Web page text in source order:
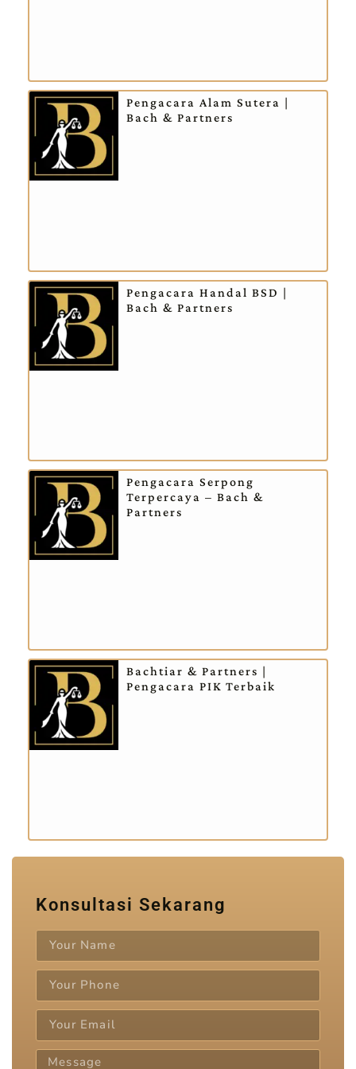
Pengacara Alam Sutera |
Bach & Partners
Pengacara Handal BSD |
Bach & Partners
Pengacara Serpong
Terpercaya – Bach &
Partners
Bachtiar & Partners |
Pengacara PIK Terbaik
Konsultasi Sekarang